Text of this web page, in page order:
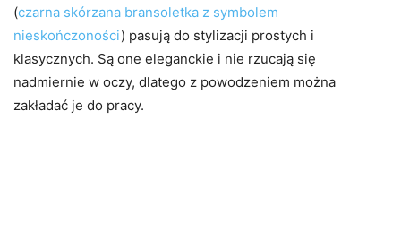
(czarna skórzana bransoletka z symbolem
nieskończoności) pasują do stylizacji prostych i
klasycznych. Są one eleganckie i nie rzucają się
nadmiernie w oczy, dlatego z powodzeniem można
zakładać je do pracy.